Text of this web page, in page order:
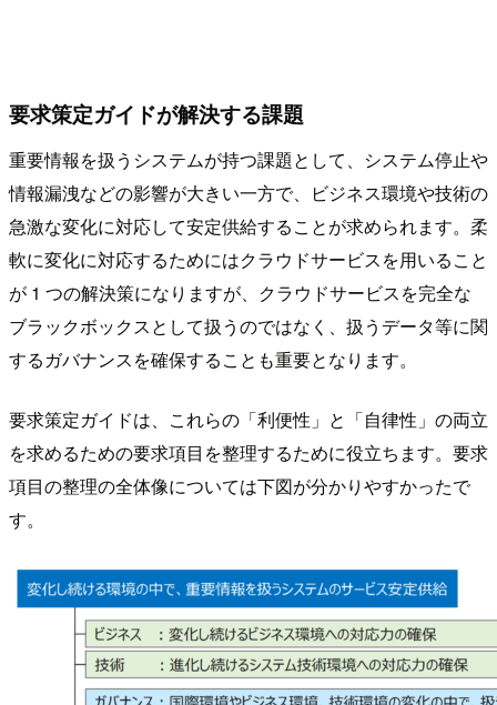
要求策定ガイドが解決する課題
重要情報を扱うシステムが持つ課題として、システム停止や
情報漏洩などの影響が大きい一方で、ビジネス環境や技術の
急激な変化に対応して安定供給することが求められます。柔
軟に変化に対応するためにはクラウドサービスを用いること
が 1 つの解決策になりますが、クラウドサービスを完全な
ブラックボックスとして扱うのではなく、扱うデータ等に関
するガバナンスを確保することも重要となります。
要求策定ガイドは、これらの「利便性」と「自律性」の両立
を求めるための要求項目を整理するために役立ちます。要求
項目の整理の全体像については下図が分かりやすかったで
す。